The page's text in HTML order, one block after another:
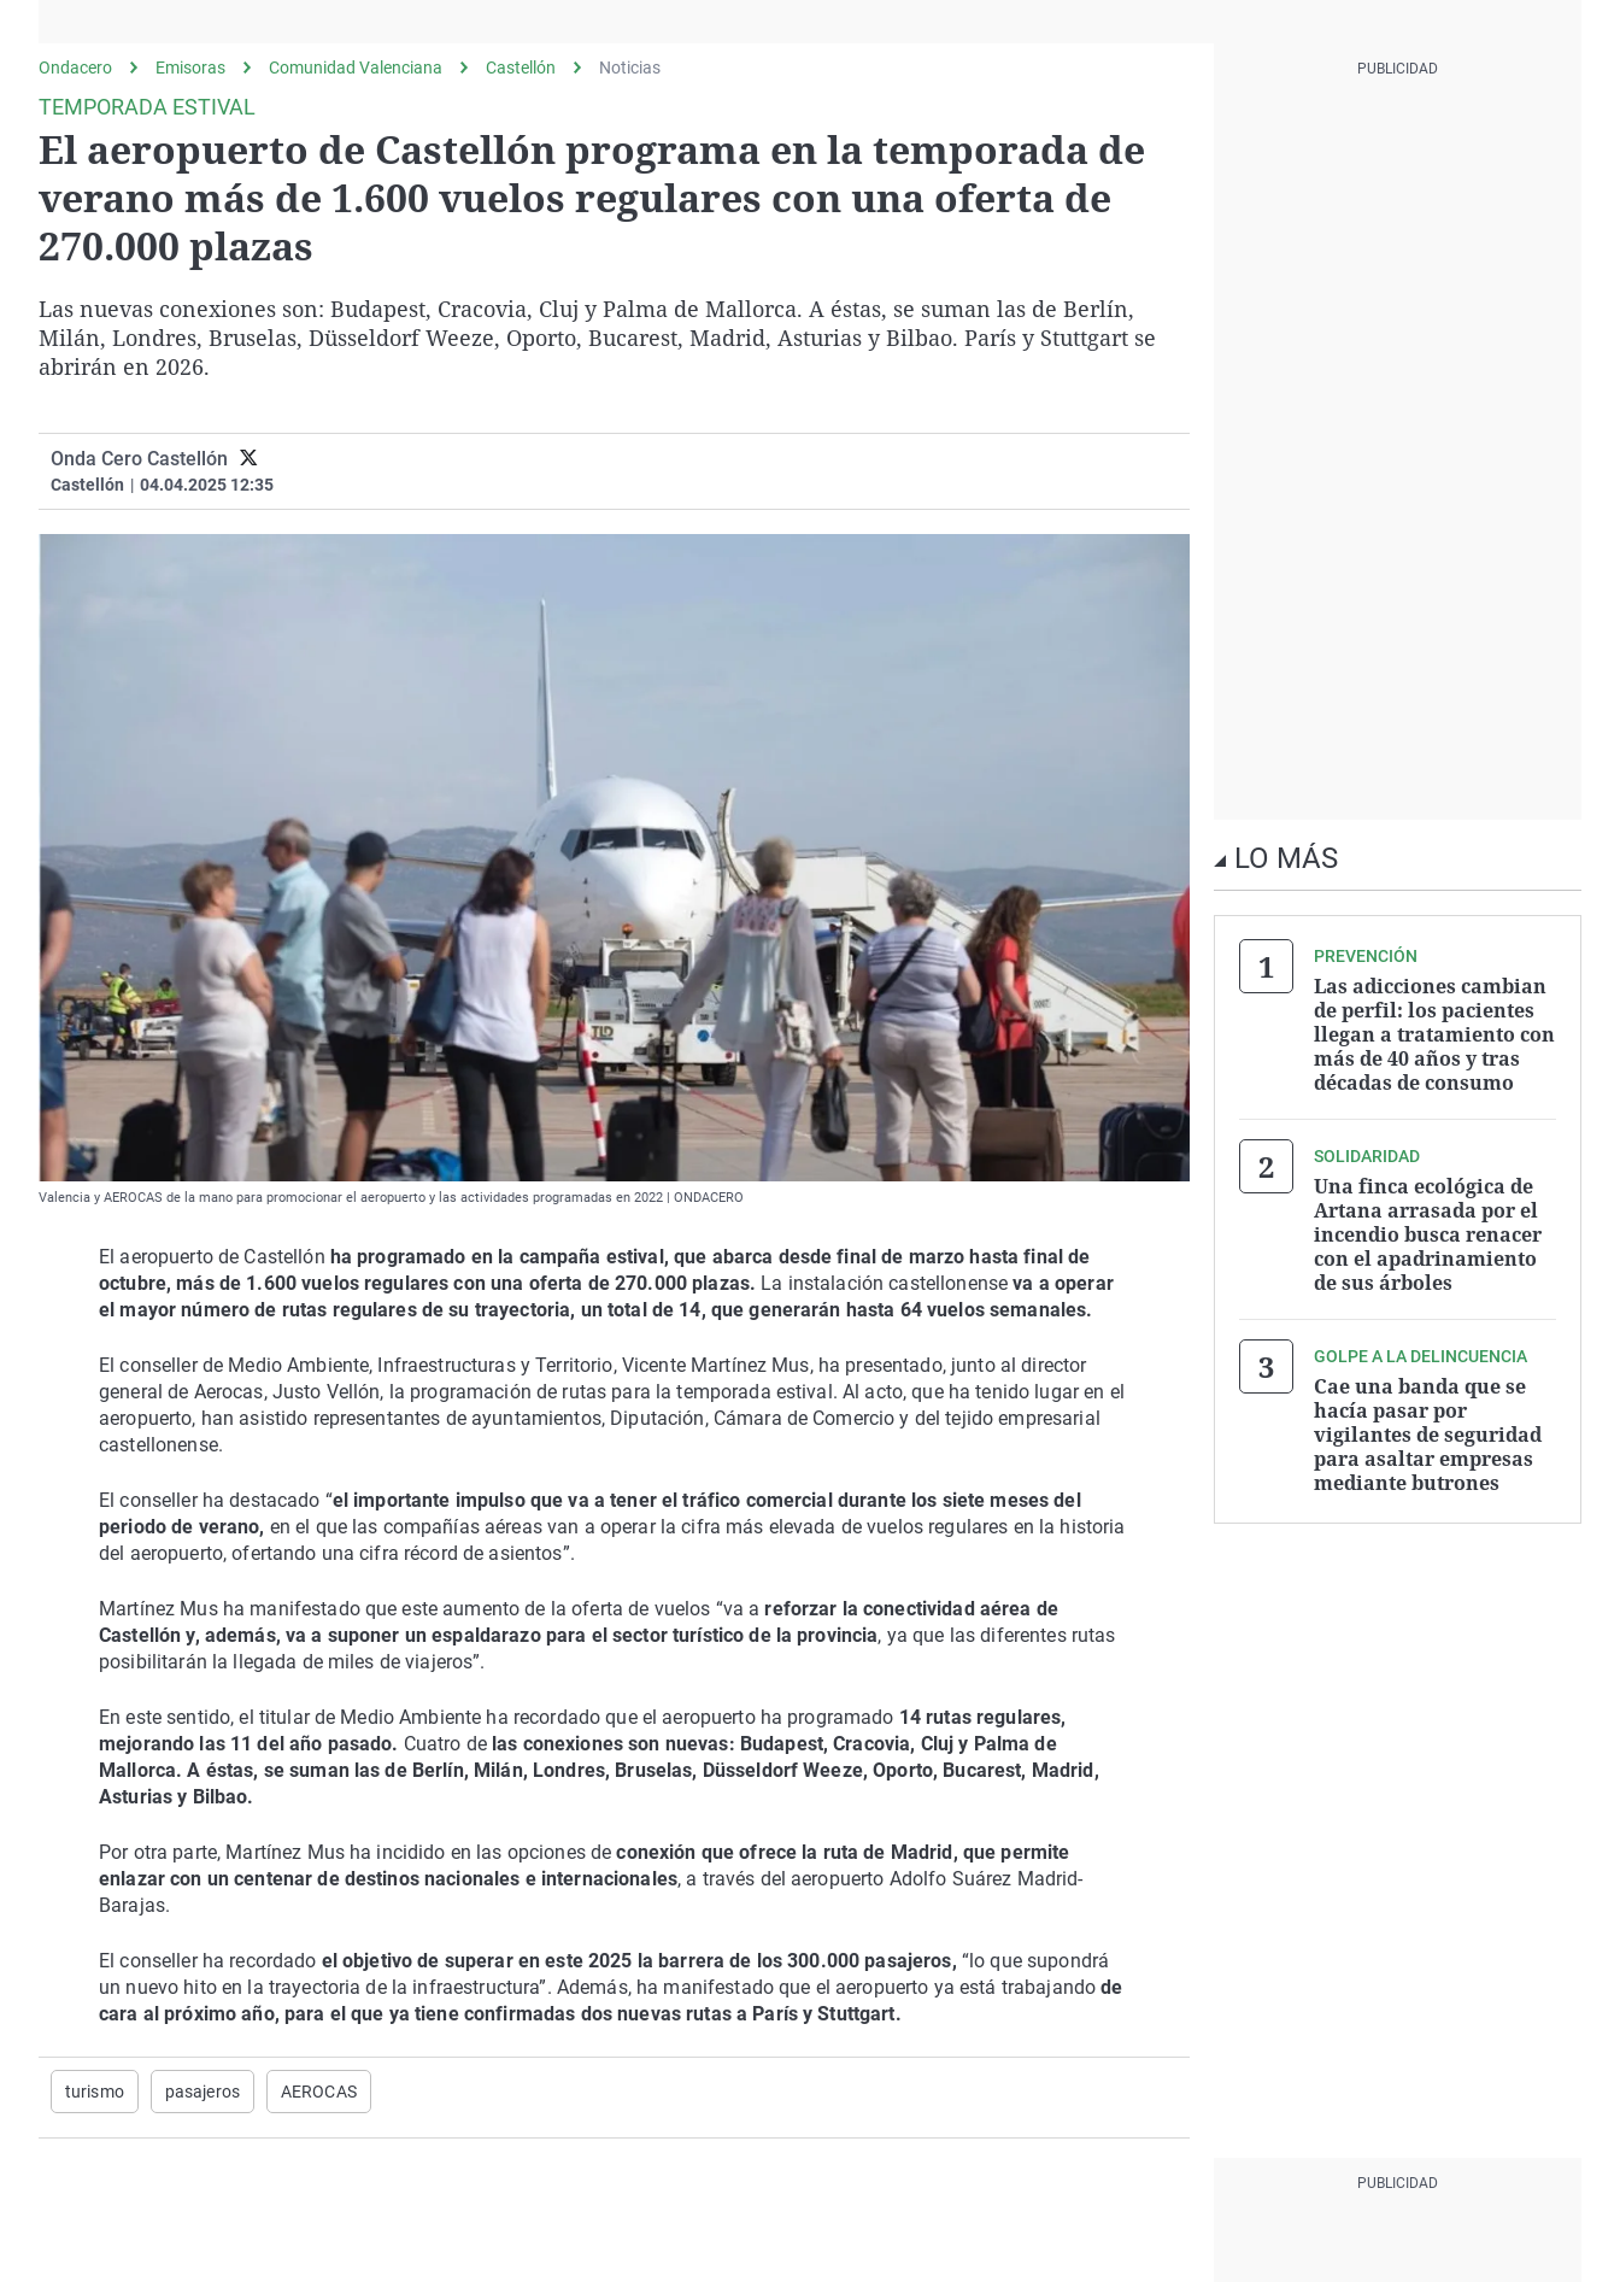
gato
Operación Viuda
Negra
Ondacero Emisoras Comunidad Valenciana Castellón Noticias
TEMPORADA ESTIVAL
El aeropuerto de Castellón programa en la temporada de
verano más de 1.600 vuelos regulares con una oferta de
270.000 plazas
Las nuevas conexiones son: Budapest, Cracovia, Cluj y Palma de Mallorca. A éstas, se suman las de Berlín,
Milán, Londres, Bruselas, Düsseldorf Weeze, Oporto, Bucarest, Madrid, Asturias y Bilbao. París y Stuttgart se
abrirán en 2026.
Onda Cero Castellón
Castellón | 04.04.2025 12:35
Valencia y AEROCAS de la mano para promocionar el aeropuerto y las actividades programadas en 2022 | ONDACERO
El aeropuerto de Castellón ha programado en la campaña estival, que abarca desde final de marzo hasta final de
octubre, más de 1.600 vuelos regulares con una oferta de 270.000 plazas. La instalación castellonenseva a operar
el mayor número de rutas regulares de su trayectoria, un total de 14, que generarán hasta 64 vuelos semanales.
El conseller de Medio Ambiente, Infraestructuras y Territorio, Vicente Martínez Mus, ha presentado, junto al director
general de Aerocas, Justo Vellón, la programación de rutas para la temporada estival. Al acto, que ha tenido lugar en el
aeropuerto, han asistido representantes de ayuntamientos, Diputación, Cámara de Comercio y del tejido empresarial
castellonense.
El conseller ha destacado “el importante impulso que va a tener el tráfico comercial durante los siete meses del
periodo de verano, en el que las compañías aéreas van a operar la cifra más elevada de vuelos regulares en la historia
del aeropuerto, ofertando una cifra récord de asientos”.
Martínez Mus ha manifestado que este aumento de la oferta de vuelos “va areforzar la conectividad aérea de
Castellón y, además, va a suponer un espaldarazo para el sector turístico de la provincia, ya que las diferentes rutas
posibilitarán la llegada de miles de viajeros”.
En este sentido, el titular de Medio Ambiente ha recordado que el aeropuerto ha programado 14 rutas regulares,
mejorando las 11 del año pasado. Cuatro de las conexiones son nuevas: Budapest, Cracovia, Cluj y Palma de
Mallorca. A éstas, se suman las de Berlín, Milán, Londres, Bruselas, Düsseldorf Weeze, Oporto, Bucarest, Madrid,
Asturias y Bilbao.
Por otra parte, Martínez Mus ha incidido en las opciones deconexión que ofrece la ruta de Madrid, que permite
enlazar con un centenar de destinos nacionales e internacionales, a través del aeropuerto Adolfo Suárez Madrid-
Barajas.
El conseller ha recordado el objetivo de superar en este 2025 la barrera de los 300.000 pasajeros, “lo que supondrá
un nuevo hito en la trayectoria de la infraestructura”. Además, ha manifestado que el aeropuerto ya está trabajandode
cara al próximo año, para el que ya tiene confirmadas dos nuevas rutas a París y Stuttgart.
turismo pasajeros AEROCAS
LO MÁS
PREVENCIÓN
Las adicciones cambian
de perfil: los pacientes
llegan a tratamiento con
más de 40 años y tras
décadas de consumo
SOLIDARIDAD
Una finca ecológica de
Artana arrasada por el
incendio busca renacer
con el apadrinamiento
de sus árboles
GOLPE A LA DELINCUENCIA
Cae una banda que se
hacía pasar por
vigilantes de seguridad
para asaltar empresas
mediante butrones